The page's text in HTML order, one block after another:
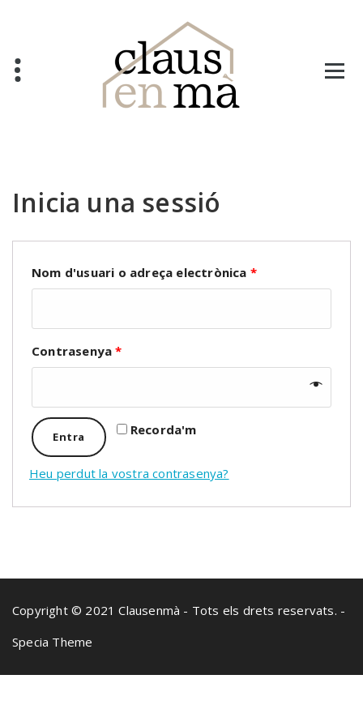
Inicia una sessió
Nom d'usuari o adreça electrònica *
Contrasenya*
Recorda'm
Entra
Heu perdut la vostra contrasenya?
Copyright © 2021 Clausenmà - Tots els drets reservats. -
Specia Theme